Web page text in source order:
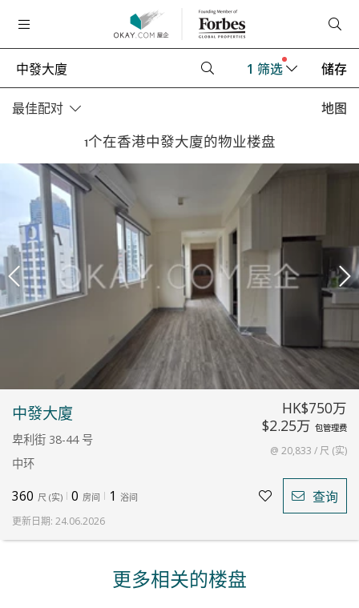
1 筛选 储存
最佳配对 地图
1个在香港中發大廈的物业楼盘
中發大廈
卑利街 38-44 号
中环
HK$750万
$2.25万 包管理费
@ 20,833 / 尺 (实)
360 尺 (实) 0 房间 1 浴间 查询
更新日期: 24.06.2026
更多相关的楼盘